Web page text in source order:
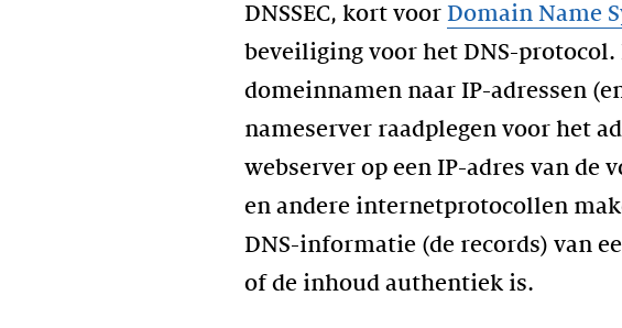
DNSSEC, kort voor Domain Name
beveiliging voor het DNS-
domeinnamen naar IP-adressen
nameserver raadplegen voor het
webserver op een IP-adres van de
en andere internetprotocollen
DNS-informatie (de records) van
of de inhoud authentiek is.